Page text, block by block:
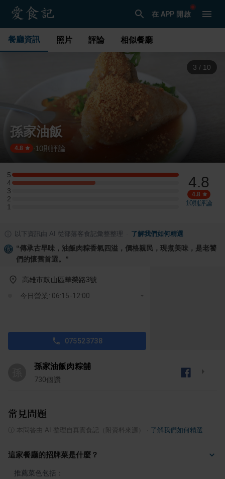
在 APP 開啟
餐廳資訊 照片 評論 相似餐廳
3 / 10
孫家油飯
4.8 · 10則評論
5
5 星：2 則評論
4
4 星：1 則評論
3
3 星：0 則評論
2
2 星：0 則評論
1
1 星：0 則評論
4.8
4.8
10則評論
以下資訊由 AI 從部落客食記彙整整理 了解我們如何精選
“傳承古早味，油飯肉粽香氣四溢，價格親民，現煮美味，是老饕
們的懷舊首選。 ”
高雄市鼓山區華榮路3號
今日營業: 06:15-12:00
075523738
孫家油飯肉粽舖
730個讚
常見問題
本問答由 AI 整理自真實食記（附資料來源） 了解我們如何精選
這家餐廳的招牌菜是什麼？